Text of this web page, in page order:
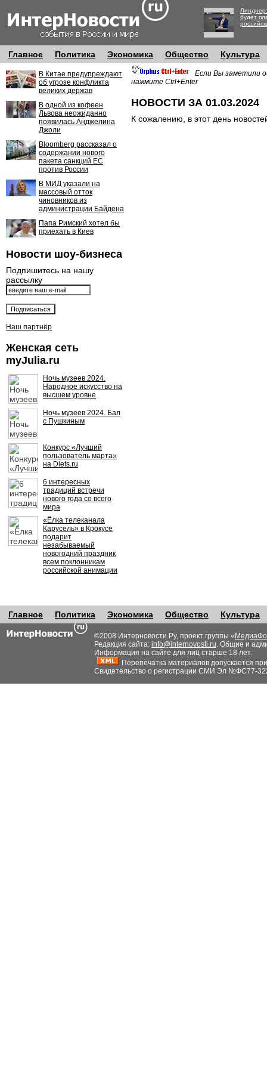
будет
Главное Политика Экономика Общество Культура
В Китае предупреждают
об угрозе конфликта
великих держав
В одной из кофеен
Львова неожиданно
появилась Анджелина
Джоли
Bloomberg рассказал о
содержании нового
пакета санкций ЕС
против России
В МИД указали на
массовый отток
чиновников из
администрации Байдена
Папа Римский хотел бы
приехать в Киев
Новости шоу-бизнеса
Подпишитесь на нашу
рассылку
Наш партнёр
Женская сеть
myJulia.ru
Ночь музеев 2024.
Народное искусство на
высшем уровне
Ночь музеев 2024. Бал
с Пушкиным
Конкурс «Лучший
пользователь марта»
на Diets.ru
6 интересных
традиций встречи
нового года со всего
мира
«Ёлка телеканала
Карусель» в Крокусе
подарит
незабываемый
новогодний праздник
всем поклонникам
российской анимации
Если Вы заметили
нажмите Ctrl+Enter
НОВОСТИ ЗА 01.03.2024
К сожалению, в этот день
Главное Политика Экономика Общество Культура
©2008 Интерновости.Ру, проект группы «
Редакция сайта: info@internovosti.ru. Общие и
Информация на сайте для лиц старше 18 лет.
Перепечатка материалов допускается
Свидетельство о регистрации СМИ Эл №ФС77-